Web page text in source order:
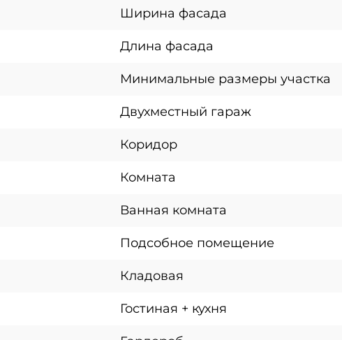
Ширина фасада
Длина фасада
Минимальные размеры участка
Двухместный гараж
Коридор
Комната
Ванная комната
Подсобное помещение
Кладовая
Гостиная + кухня